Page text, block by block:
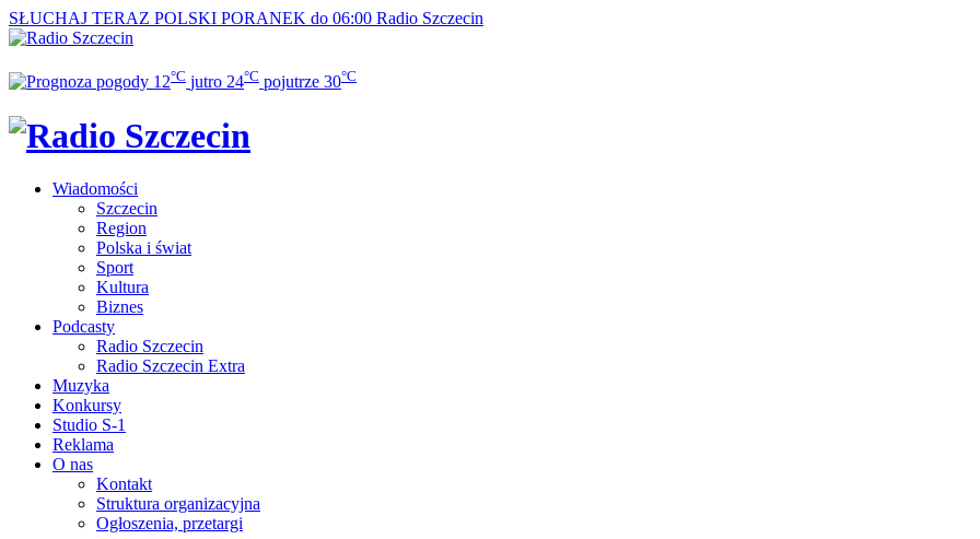
SŁUCHAJ TERAZ POLSKI PORANEK do 06:00 Radio Szczecin
12°C jutro 24°C pojutrze 30°C
Wiadomości
Szczecin
Region
Polska i świat
Sport
Kultura
Biznes
Podcasty
Radio Szczecin
Radio Szczecin Extra
Muzyka
Konkursy
Studio S-1
Reklama
O nas
Kontakt
Struktura organizacyjna
Ogłoszenia, przetargi